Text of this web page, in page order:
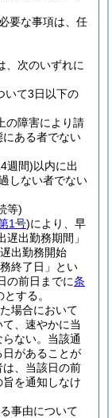
要な事項は、任
、次のいずれに
いて3日以下の
の障害により請
ある者でない
週間)以内に出
しない者でない
等)
1号)により、早
遅出勤務期間」
出勤務開始
終了日」とい
の前日までに条
する。
場合において
、速やかに当
ない。 当該通
があることが
、当該日の前
を通知しなけ
事由について